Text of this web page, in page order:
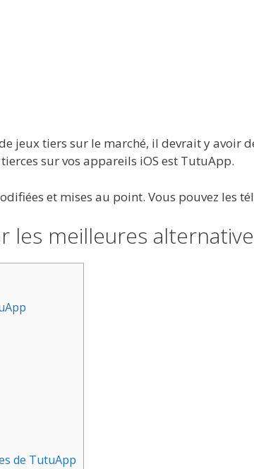
jeux tiers sur le marché, il devrait y avoir
sur vos appareils iOS est TutuApp.
et mises au point. Vous pouvez les
les meilleures
de TutuApp